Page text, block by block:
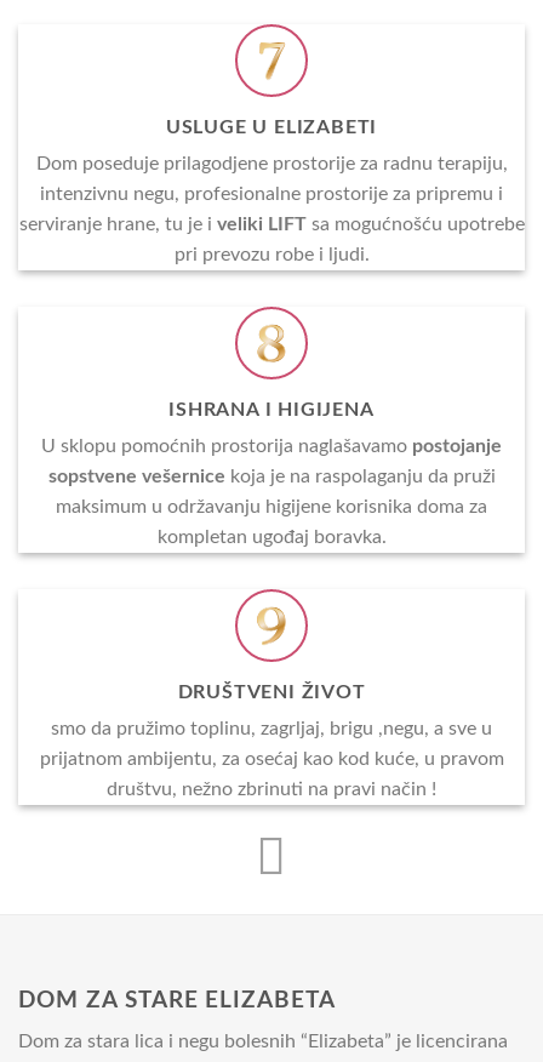
USLUGE U ELIZABETI
Dom poseduje prilagodjene prostorije za radnu terapiju,
intenzivnu negu, profesionalne prostorije za pripremu i
serviranje hrane, tu je i veliki LIFTsa mogućnošću upotrebe
pri prevozu robe i ljudi.
ISHRANA I HIGIJENA
U sklopu pomoćnih prostorija naglašavamo postojanje
sopstvene vešernice koja je na raspolaganju da pruži
maksimum u održavanju higijene korisnika doma za
kompletan ugođaj boravka.
DRUŠTVENI ŽIVOT
smo da pružimo toplinu, zagrljaj, brigu ,negu, a sve u
prijatnom ambijentu, za osećaj kao kod kuće, u pravom
društvu, nežno zbrinuti na pravi način !
DOM ZA STARE ELIZABETA
Dom za stara lica i negu bolesnih “Elizabeta” je licencirana